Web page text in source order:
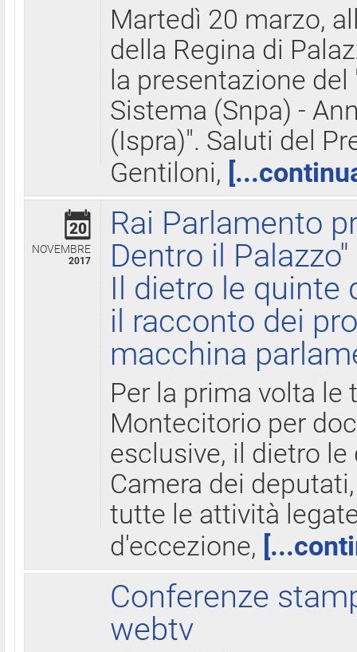
Martedì 20 marzo,
della Regina di
la presentazione
Sistema (Snpa) -
(Ispra)". Saluti del
Gentiloni,
20
NOVEMBRE
2017
Rai Parlamento
Dentro il Palazzo"
Il dietro le quinte
il racconto dei
macchina
Per la prima volta le
Montecitorio per
esclusive, il dietro
Camera dei
tutte le attività
d'eccezione,
Conferenze
webtv